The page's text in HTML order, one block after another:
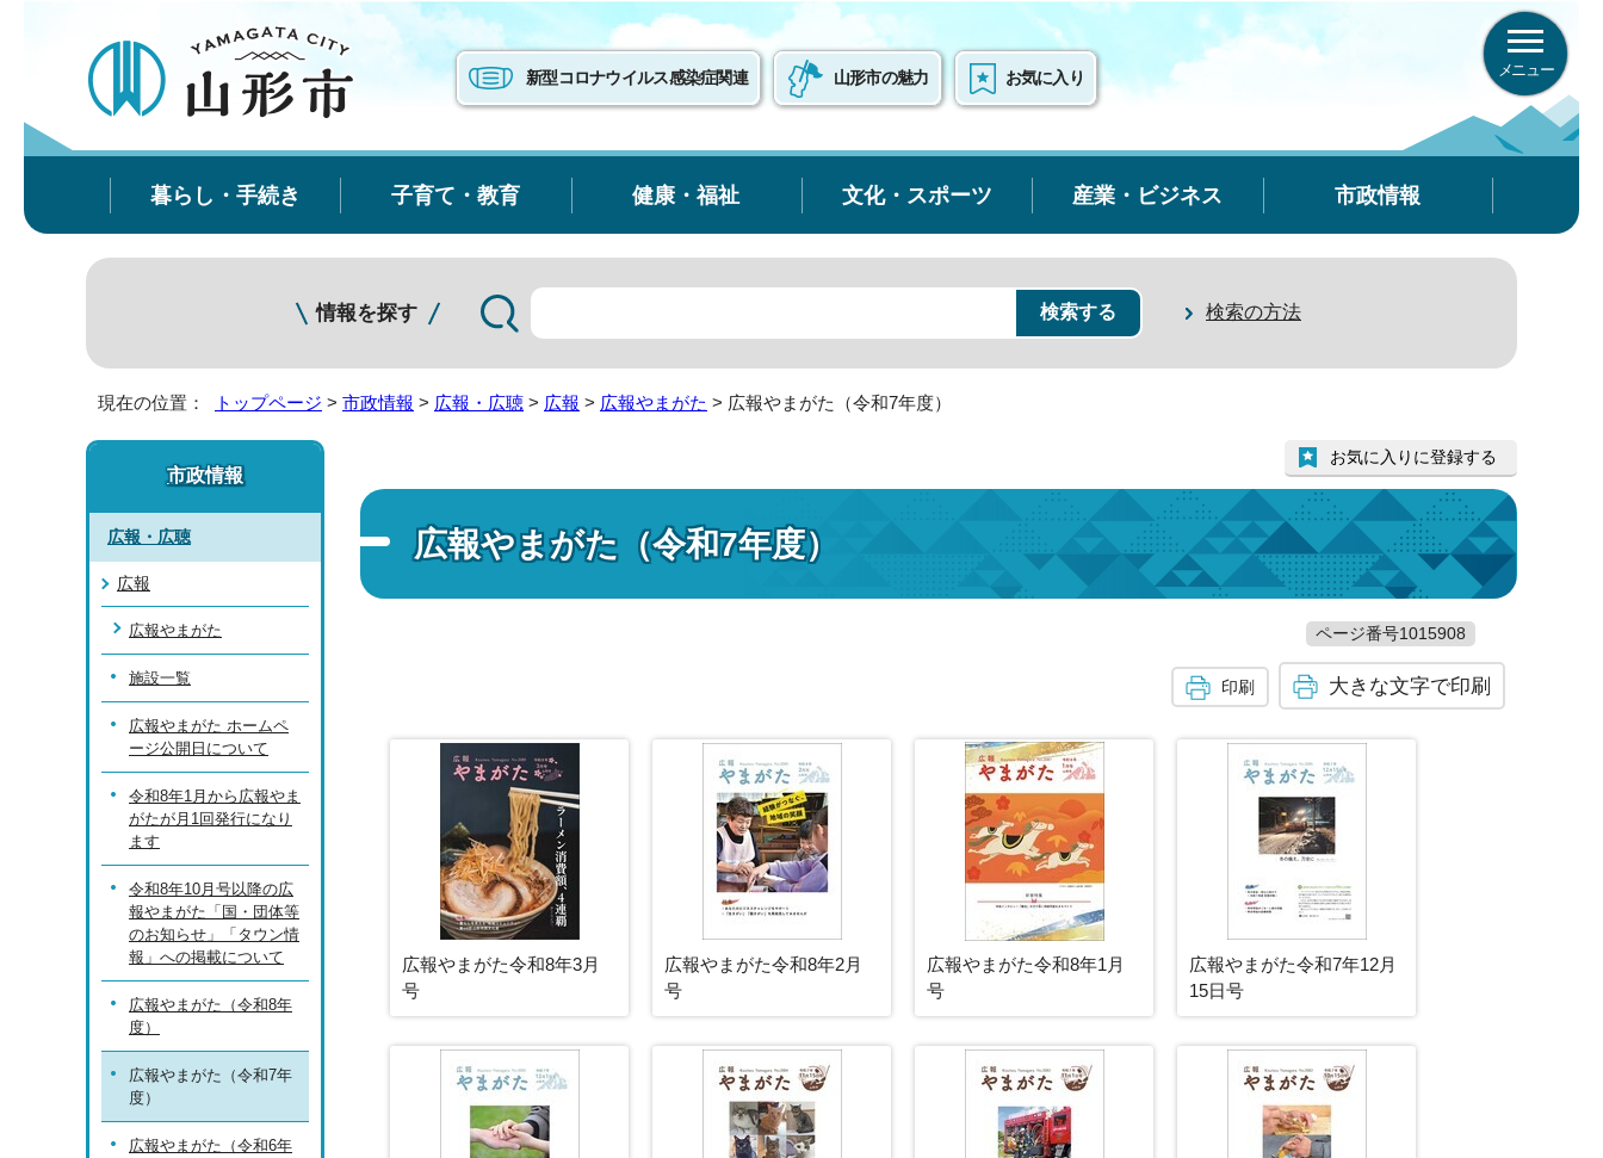
新型コロナウイルス感染症関連 山形市の魅力 お気に入り メニュー
暮らし・手続き 子育て・教育 健康・福祉 文化・スポーツ 産業・ビジネス 市政情報
情報を探す 検索の方法
現在の位置： トップページ > 市政情報 > 広報・広聴 > 広報 > 広報やまがた > 広報やまがた（令和7年度）
広報やまがた（令和7年度）
お気に入りに登録する
ページ番号1015908
印刷 大きな文字で印刷
広報やまがた令和8年3月
号
広報やまがた令和8年2月
号
広報やまがた令和8年1月
号
広報やまがた令和7年12月
15日号
市政情報
広報・広聴
広報
広報やまがた
施設一覧
広報やまがた ホームペ
ージ公開日について
令和8年1月から広報やま
がたが月1回発行になり
ます
令和8年10月号以降の広
報やまがた「国・団体等
のお知らせ」「タウン情
報」への掲載について
広報やまがた（令和8年
度）
広報やまがた（令和7年
度）
広報やまがた（令和6年